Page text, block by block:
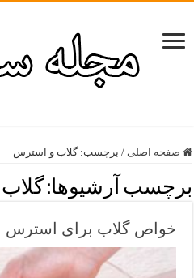
صفحه اصلی / برچسب:گلاب و استرس
برچسب آرشیوها:
خواص گلاب برای استرس